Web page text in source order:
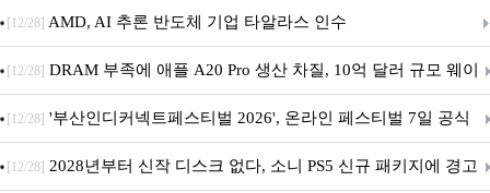
[12/28] AMD, AI 추론 반도체 기업 타알라스 인수
[12/28] DRAM 부족에 애플 A20 Pro 생산 차질, 10억 달러 규모 웨이
퍼 대기
[12/28] '부산인디커넥트페스티벌 2026', 온라인 페스티벌 7일 공식
개막... 22일간 진행
[12/28] 2028년부터 신작 디스크 없다, 소니 PS5 신규 패키지에 경고